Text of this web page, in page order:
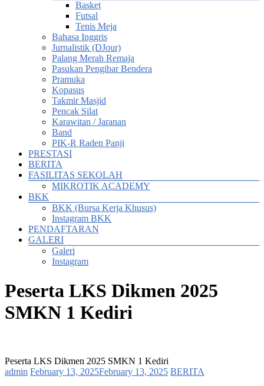
Basket
Futsal
Tenis Meja
Bahasa Inggris
Jurnalistik (DJour)
Palang Merah Remaja
Pasukan Pengibar Bendera
Pramuka
Kopasus
Takmir Masjid
Pencak Silat
Karawitan / Jaranan
Band
PIK-R Raden Panji
PRESTASI
BERITA
FASILITAS SEKOLAH
MIKROTIK ACADEMY
BKK
BKK (Bursa Kerja Khusus)
Instagram BKK
PENDAFTARAN
GALERI
Galeri
Instagram
Peserta LKS Dikmen 2025
SMKN 1 Kediri
Peserta LKS Dikmen 2025 SMKN 1 Kediri
admin February 13, 2025February 13, 2025 BERITA